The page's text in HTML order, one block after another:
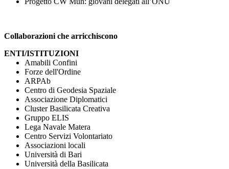
Collaborazioni che arricchiscono
ENTI/ISTITUZIONI
Amabili Confini
Forze dell'Ordine
ARPAb
Centro di Geodesia Spaziale
Associazione Diplomatici
Cluster Basilicata Creativa
Gruppo ELIS
Lega Navale Matera
Centro Servizi Volontariato
Associazioni locali
Università di Bari
Università della Basilicata